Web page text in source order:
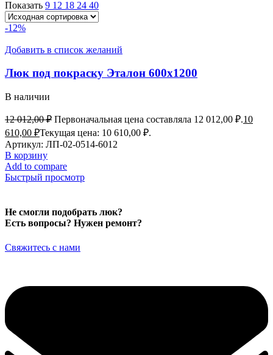
Показать 9 12 18 24 40
-12%
Добавить в список желаний
Люк под покраску Эталон 600х1200
В наличии
12 012,00₽ Первоначальная цена составляла 12 012,00 ₽.10
610,00 ₽Текущая цена: 10 610,00 ₽.
Артикул: ЛП-02-0514-6012
В корзину
Add to compare
Быстрый просмотр
Не смогли подобрать люк?
Есть вопросы? Нужен ремонт?
Свяжитесь с нами